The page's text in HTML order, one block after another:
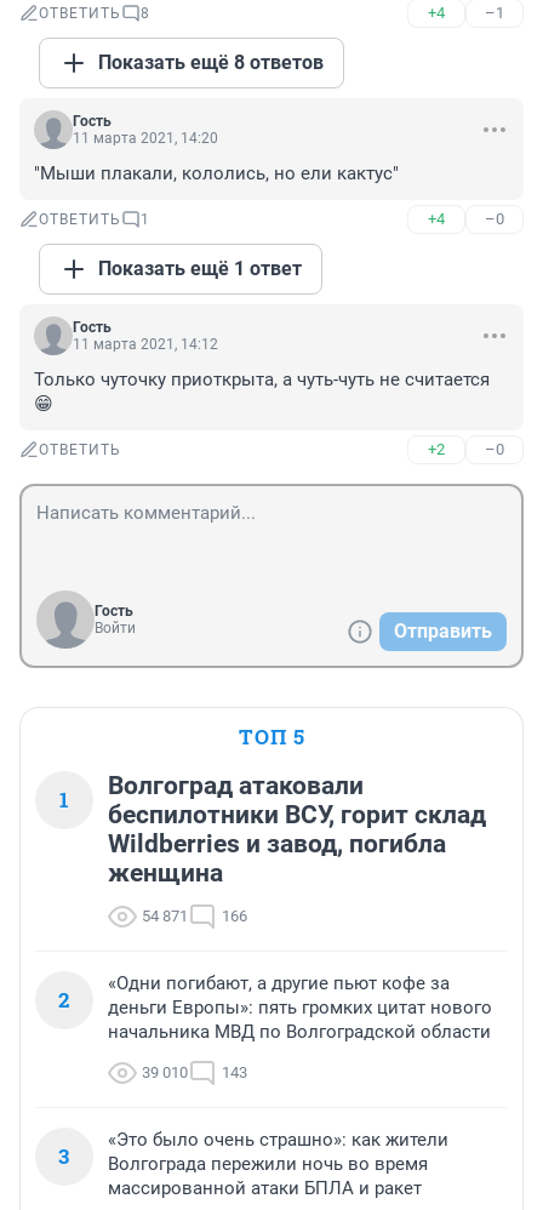
ОТВЕТИТЬ 8 +4 –1
Показать ещё 8 ответов
Гость
11 марта 2021, 14:20
"Мыши плакали, кололись, но ели кактус"
ОТВЕТИТЬ 1 +4 –0
Показать ещё 1 ответ
Гость
11 марта 2021, 14:12
Только чуточку приоткрыта, а чуть-чуть не считается
😁
ОТВЕТИТЬ +2 –0
Гость
Войти
Отправить
ТОП 5
1
Волгоград атаковали
беспилотники ВСУ, горит склад
Wildberries и завод, погибла
женщина
54 871 166
2
«Одни погибают, а другие пьют кофе за
деньги Европы»: пять громких цитат нового
начальника МВД по Волгоградской области
39 010 143
3
«Это было очень страшно»: как жители
Волгограда пережили ночь во время
массированной атаки БПЛА и ракет